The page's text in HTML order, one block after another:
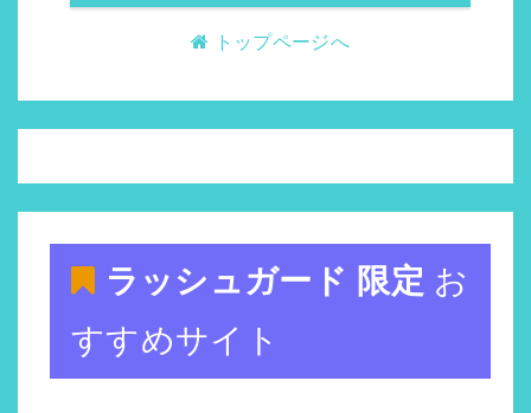
トップページへ
ラッシュガード 限定 お
すすめサイト